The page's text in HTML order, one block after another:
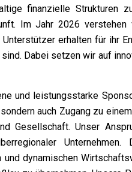
finanzielle
Im Jahr 2026
erhalten für ihr
Dabei setzen wir auf
und leistungsstarke
auch Zugang zu
Gesellschaft. Unser
dynamischen